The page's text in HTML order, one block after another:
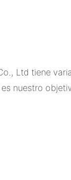
Ltd tiene
nuestro